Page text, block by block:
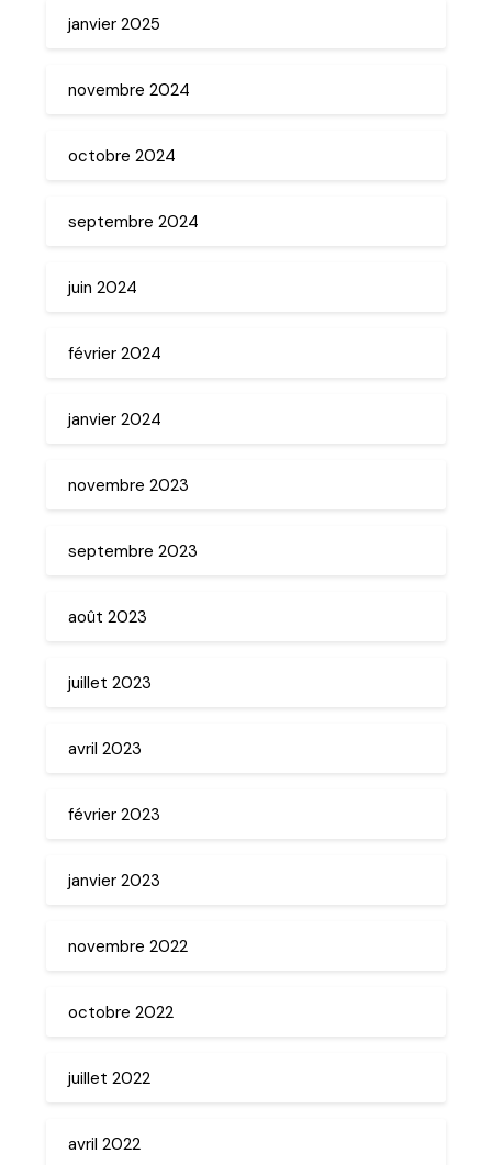
janvier 2025
novembre 2024
octobre 2024
septembre 2024
juin 2024
février 2024
janvier 2024
novembre 2023
septembre 2023
août 2023
juillet 2023
avril 2023
février 2023
janvier 2023
novembre 2022
octobre 2022
juillet 2022
avril 2022